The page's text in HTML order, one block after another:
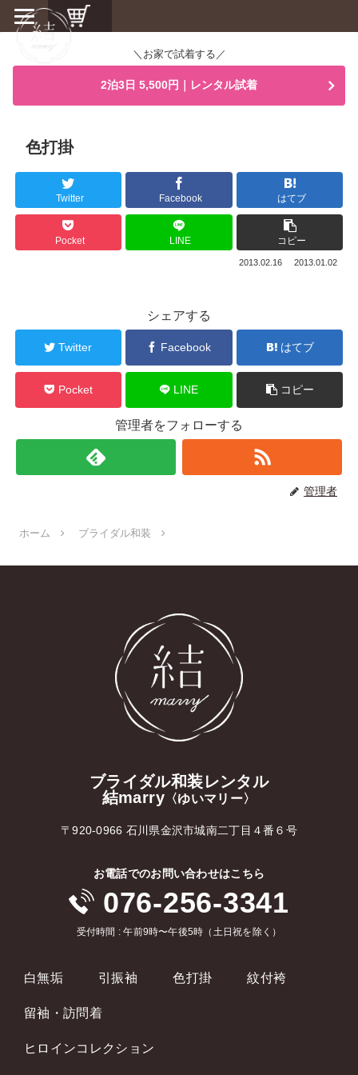
＼お家で試着する／
2泊3日 5,500円｜レンタル試着
色打掛
Twitter Facebook はてブ
Pocket LINE コピー
2013.02.16 2013.01.02
シェアする
Twitter Facebook はてブ
Pocket LINE コピー
管理者をフォローする
管理者
ホーム ブライダル和装
ブライダル和装レンタル
結marry 〈ゆいマリー〉
〒920-0966 石川県金沢市城南二丁目４番６号
お電話でのお問い合わせはこちら
076-256-3341
受付時間 : 午前9時〜午後5時（土日祝を除く）
白無垢 引振袖 色打掛 紋付袴
留袖・訪問着
ヒロインコレクション